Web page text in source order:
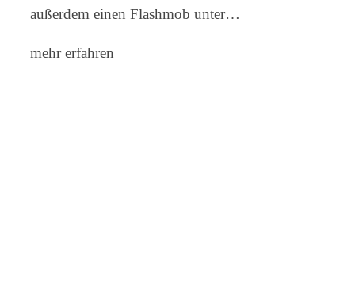
außerdem einen Flashmob unter…
mehr erfahren